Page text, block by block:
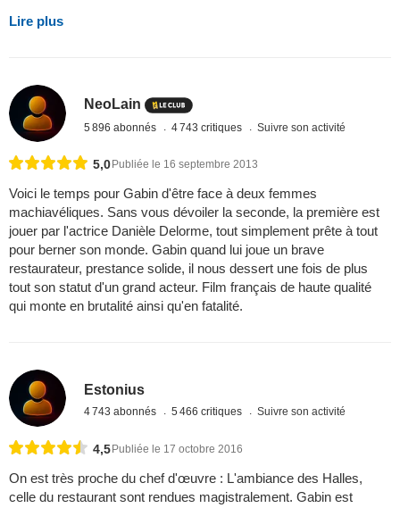
Lire plus
NeoLain
5 896 abonnés 4 743 critiques Suivre son activité
5,0Publiée le 16 septembre 2013
Voici le temps pour Gabin d'être face à deux femmes
machiavéliques. Sans vous dévoiler la seconde, la première est
jouer par l'actrice Danièle Delorme, tout simplement prête à tout
pour berner son monde. Gabin quand lui joue un brave
restaurateur, prestance solide, il nous dessert une fois de plus
tout son statut d'un grand acteur. Film français de haute qualité
qui monte en brutalité ainsi qu'en fatalité.
Estonius
4 743 abonnés 5 466 critiques Suivre son activité
4,5 Publiée le 17 octobre 2016
On est très proche du chef d'œuvre : L'ambiance des Halles,
celle du restaurant sont rendues magistralement. Gabin est